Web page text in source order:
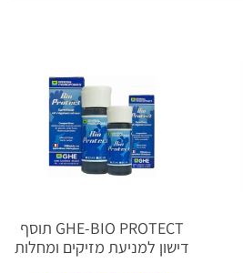
GHE-BIO PROTECT תוסף
דישון למניעת מזיקים ומחלות